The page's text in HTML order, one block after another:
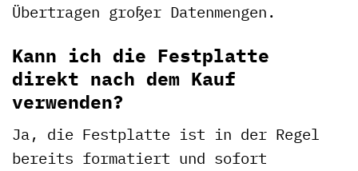
Übertragen großer Datenmengen.
Kann ich die Festplatte
direkt nach dem Kauf
verwenden?
Ja, die Festplatte ist in der Regel
bereits formatiert und sofort